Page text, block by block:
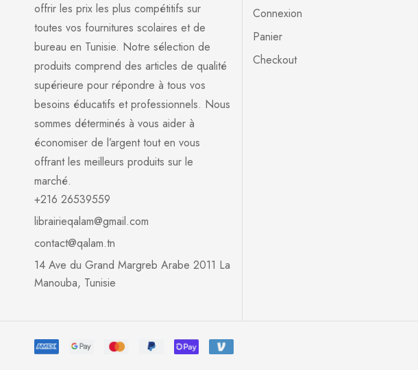
offrir les prix les plus compétitifs sur
toutes vos fournitures scolaires et de
bureau en Tunisie. Notre sélection de
produits comprend des articles de qualité
supérieure pour répondre à tous vos
besoins éducatifs et professionnels. Nous
sommes déterminés à vous aider à
économiser de l’argent tout en vous
offrant les meilleurs produits sur le
marché.
+216 26539559
librairieqalam@gmail.com
contact@qalam.tn
14 Ave du Grand Margreb Arabe 2011 La
Manouba, Tunisie
Connexion
Panier
Checkout